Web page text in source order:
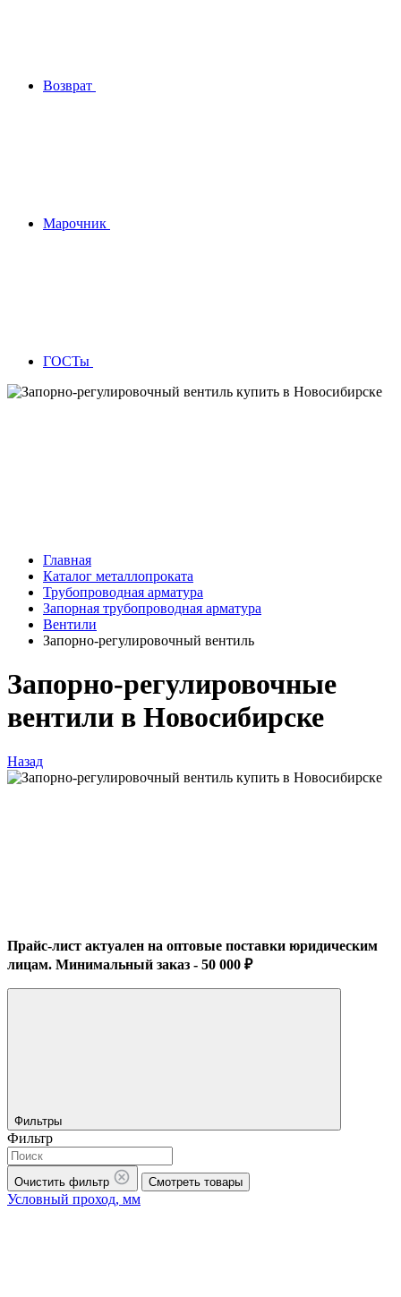
Возврат
Марочник
ГОСТы
Главная
Каталог металлопроката
Трубопроводная арматура
Запорная трубопроводная арматура
Вентили
Запорно-регулировочный вентиль
Запорно-регулировочные
вентили в Новосибирске
Назад
Прайс-лист актуален на оптовые поставки юридическим
лицам. Минимальный заказ - 50 000 ₽
Фильтры
Фильтр
Очистить фильтр Смотреть товары
Условный проход, мм